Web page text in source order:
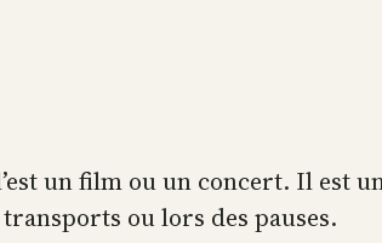
un film ou un concert. Il est
ou lors des pauses.